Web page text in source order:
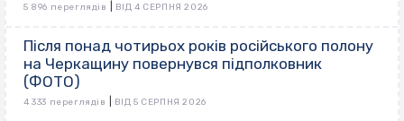
5 896 переглядів ВІД 4 СЕРПНЯ 2026
Після понад чотирьох років російського полону
на Черкащину повернувся підполковник
(ФОТО)
4 333 переглядів ВІД 5 СЕРПНЯ 2026